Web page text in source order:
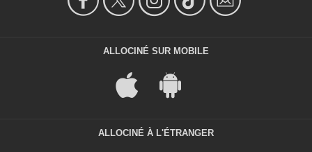
ALLOCINÉ SUR MOBILE
ALLOCINÉ À L'ÉTRANGER